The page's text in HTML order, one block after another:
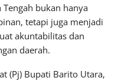
bukan hanya
tetapi juga menjadi
akuntabilitas dan
daerah.
(Pj) Bupati Barito Utara,